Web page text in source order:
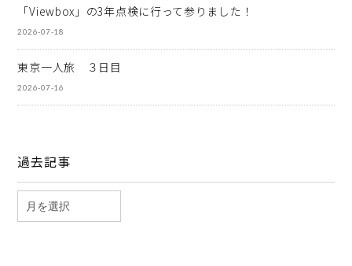
「Viewbox」の3年点検に行って参りました！
2026-07-18
東京一人旅 ３日目
2026-07-16
過去記事